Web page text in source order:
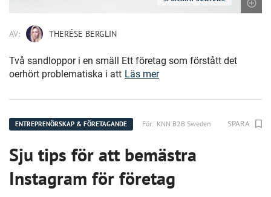
AV: THERÉSE BERGLIN
Två sandloppor i en smäll Ett företag som förstått det
oerhört problematiska i att Läs mer
ENTREPRENÖRSKAP & FÖRETAGANDE För: KNN B2B Sweden SPARA
Sju tips för att bemästra
Instagram för företag